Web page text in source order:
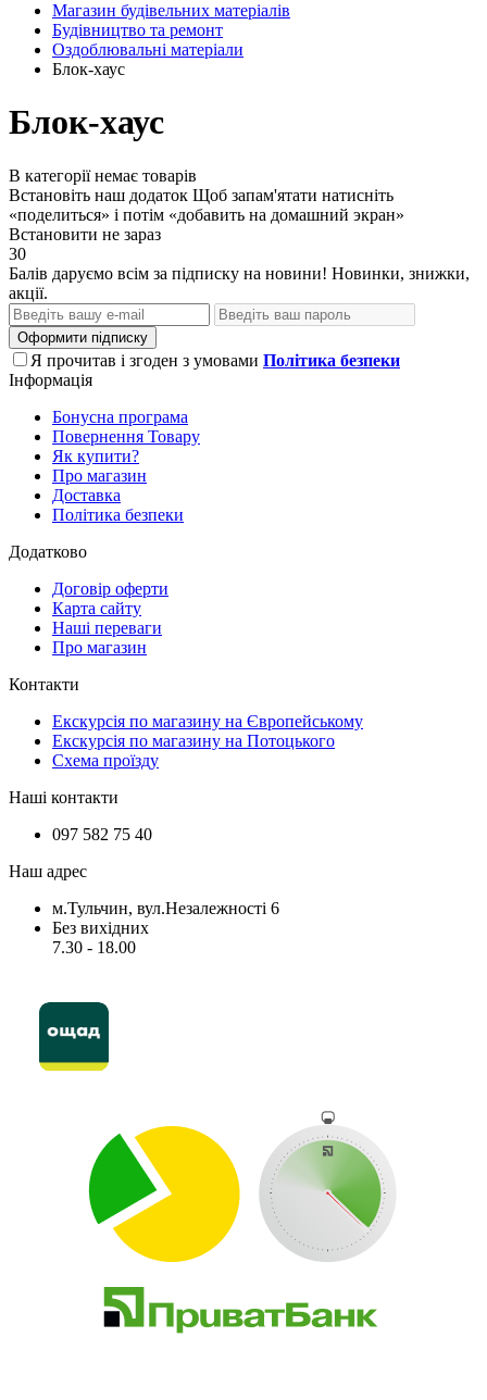
Магазин будівельних матеріалів
Будівництво та ремонт
Оздоблювальні матеріали
Блок-хаус
Блок-хаус
В категорії немає товарів
Встановіть наш додаток Щоб запам'ятати натисніть
«поделиться» і потім «добавить на домашний экран»
Встановити не зараз
30
Балів даруємо всім за підписку на новини! Новинки, знижки,
акції.
Оформити підписку
Я прочитав і згоден з умовами Політика безпеки
Інформація
Бонусна програма
Повернення Товару
Як купити?
Про магазин
Доставка
Політика безпеки
Додатково
Договір оферти
Карта сайту
Наші переваги
Про магазин
Контакти
Екскурсія по магазину на Європейському
Екскурсія по магазину на Потоцького
Схема проїзду
Наші контакти
097 582 75 40
Наш адрес
м.Тульчин, вул.Незалежності 6
Без вихідних
7.30 - 18.00